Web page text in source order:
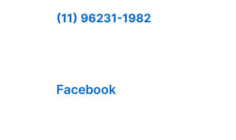
(11) 96231-1982
Facebook